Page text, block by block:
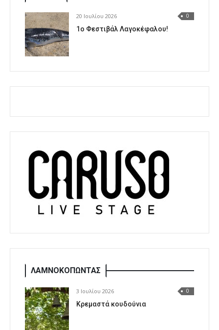
20 Ιουλίου 2026 0
1o Φεστιβάλ Λαγοκέφαλου!
ΛΑΜΝΟΚΟΠΩΝΤΑΣ
3 Ιουλίου 2026 0
Κρεμαστά κουδούνια